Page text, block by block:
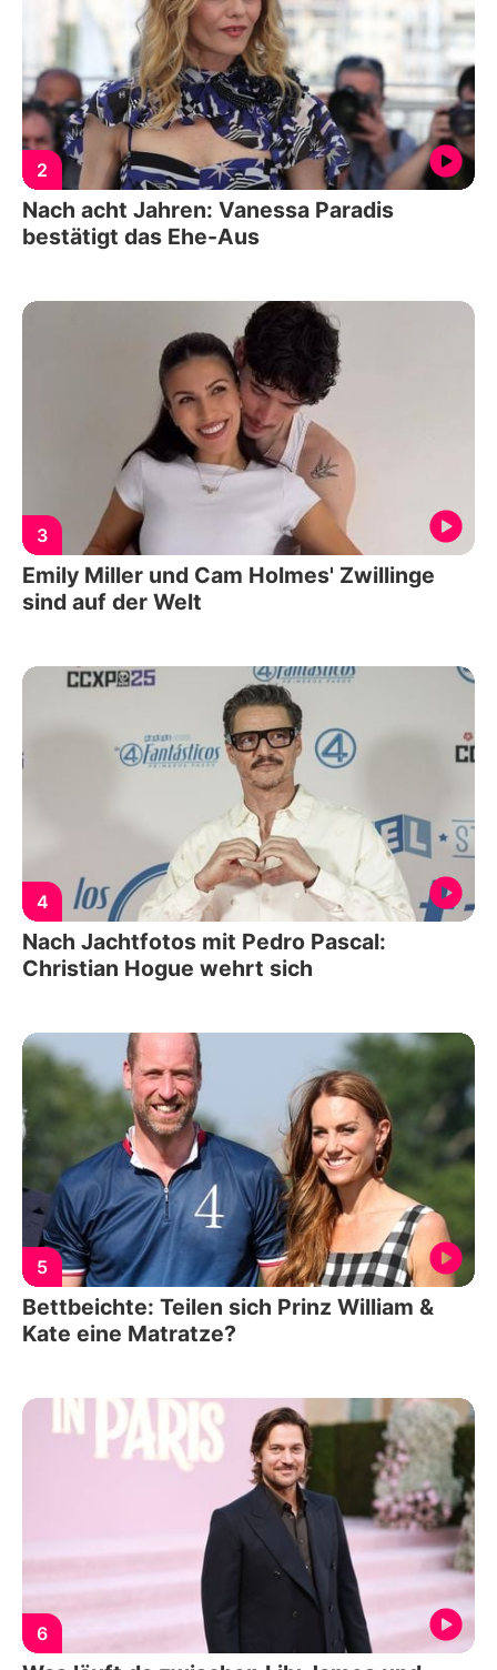
2
Nach acht Jahren: Vanessa Paradis
bestätigt das Ehe-Aus
3
Emily Miller und Cam Holmes' Zwillinge
sind auf der Welt
4
Nach Jachtfotos mit Pedro Pascal:
Christian Hogue wehrt sich
5
Bettbeichte: Teilen sich Prinz William &
Kate eine Matratze?
6